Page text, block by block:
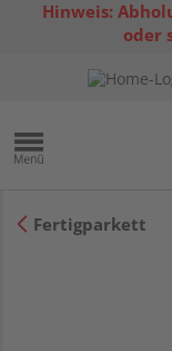
Hinweis:
oder
Fertigparkett